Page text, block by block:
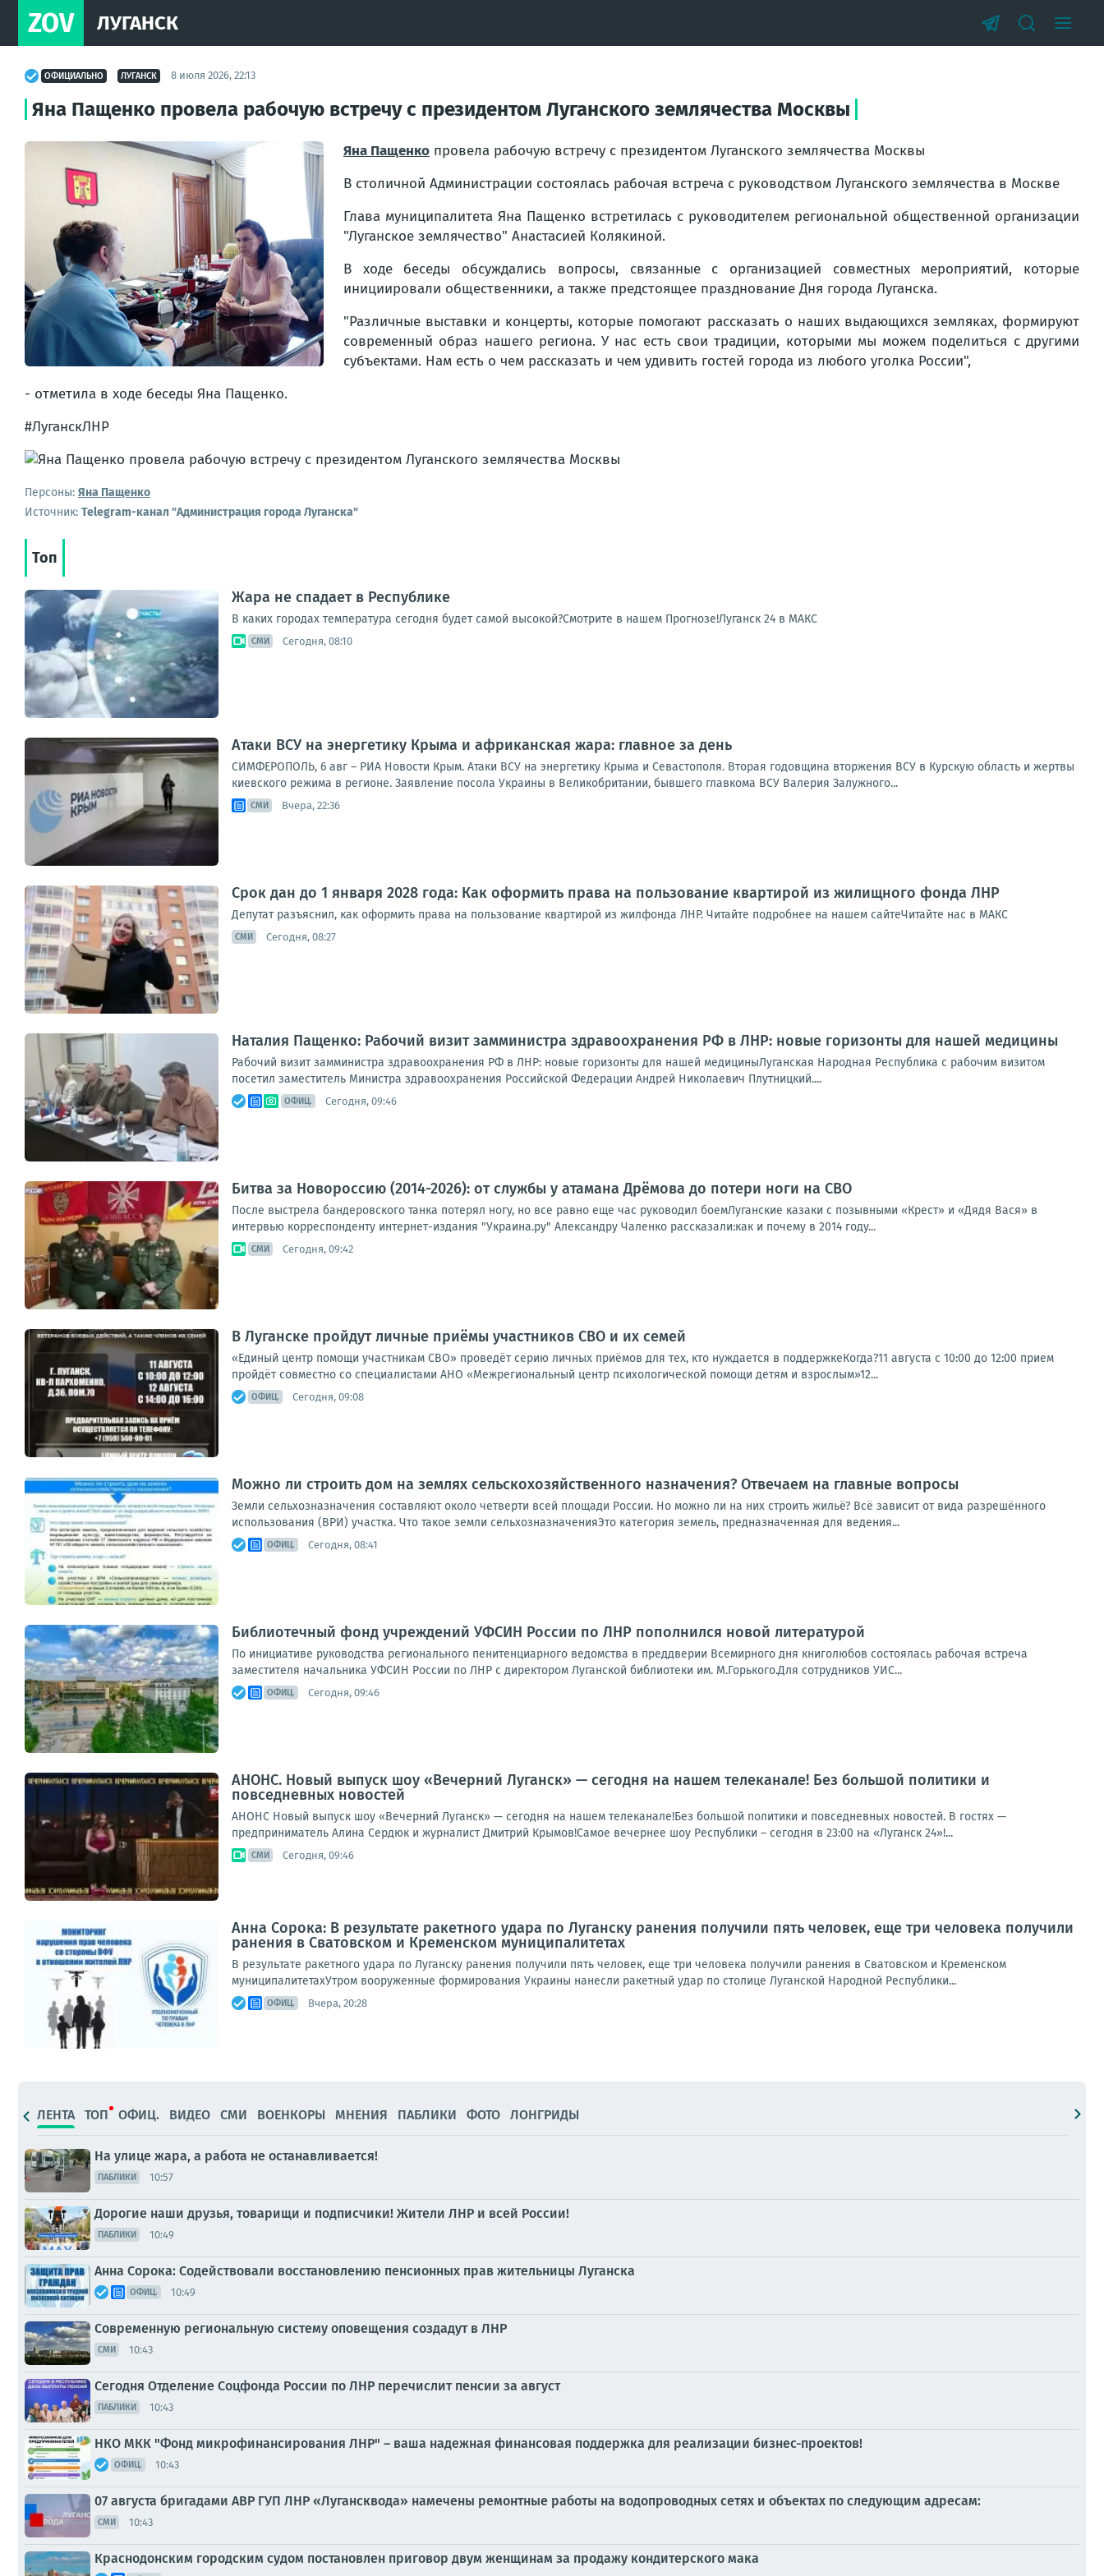
ZOV ЛУГАНСК
ОФИЦИАЛЬНО ЛУГАНСК 8 июля 2026, 22:13
Яна Пащенко провела рабочую встречу с президентом Луганского землячества Москвы
Яна Пащенко провела рабочую встречу с президентом Луганского землячества Москвы
В столичной Администрации состоялась рабочая встреча с руководством Луганского землячества в Москве
Глава муниципалитета Яна Пащенко встретилась с руководителем региональной общественной организации
"Луганское землячество" Анастасией Колякиной.
В ходе беседы обсуждались вопросы, связанные с организацией совместных мероприятий, которые
инициировали общественники, а также предстоящее празднование Дня города Луганска.
"Различные выставки и концерты, которые помогают рассказать о наших выдающихся земляках, формируют
современный образ нашего региона. У нас есть свои традиции, которыми мы можем поделиться с другими
субъектами. Нам есть о чем рассказать и чем удивить гостей города из любого уголка России",
- отметила в ходе беседы Яна Пащенко.
#ЛуганскЛНР
Персоны: Яна Пащенко
Источник: Telegram-канал "Администрация города Луганска"
Топ
Жара не спадает в Республике
В каких городах температура сегодня будет самой высокой?Смотрите в нашем Прогнозе!Луганск 24 в МАКС
СМИ Сегодня, 08:10
Атаки ВСУ на энергетику Крыма и африканская жара: главное за день
СИМФЕРОПОЛЬ, 6 авг – РИА Новости Крым. Атаки ВСУ на энергетику Крыма и Севастополя. Вторая годовщина вторжения ВСУ в Курскую область и жертвы
киевского режима в регионе. Заявление посола Украины в Великобритании, бывшего главкома ВСУ Валерия Залужного...
СМИ Вчера, 22:36
Срок дан до 1 января 2028 года: Как оформить права на пользование квартирой из жилищного фонда ЛНР
Депутат разъяснил, как оформить права на пользование квартирой из жилфонда ЛНР. Читайте подробнее на нашем сайтеЧитайте нас в МАКС
СМИ Сегодня, 08:27
Наталия Пащенко: Рабочий визит замминистра здравоохранения РФ в ЛНР: новые горизонты для нашей медицины
Рабочий визит замминистра здравоохранения РФ в ЛНР: новые горизонты для нашей медициныЛуганская Народная Республика с рабочим визитом
посетил заместитель Министра здравоохранения Российской Федерации Андрей Николаевич Плутницкий....
ОФИЦ. Сегодня, 09:46
Битва за Новороссию (2014-2026): от службы у атамана Дрёмова до потери ноги на СВО
После выстрела бандеровского танка потерял ногу, но все равно еще час руководил боемЛуганские казаки с позывными «Крест» и «Дядя Вася» в
интервью корреспонденту интернет-издания "Украина.ру" Александру Чаленко рассказали:как и почему в 2014 году...
СМИ Сегодня, 09:42
В Луганске пройдут личные приёмы участников СВО и их семей
«Единый центр помощи участникам СВО» проведёт серию личных приёмов для тех, кто нуждается в поддержкеКогда?11 августа с 10:00 до 12:00 прием
пройдёт совместно со специалистами АНО «Межрегиональный центр психологической помощи детям и взрослым»12...
ОФИЦ. Сегодня, 09:08
Можно ли строить дом на землях сельскохозяйственного назначения? Отвечаем на главные вопросы
Земли сельхозназначения составляют около четверти всей площади России. Но можно ли на них строить жильё? Всё зависит от вида разрешённого
использования (ВРИ) участка. Что такое земли сельхозназначенияЭто категория земель, предназначенная для ведения...
ОФИЦ. Сегодня, 08:41
Библиотечный фонд учреждений УФСИН России по ЛНР пополнился новой литературой
По инициативе руководства регионального пенитенциарного ведомства в преддверии Всемирного дня книголюбов состоялась рабочая встреча
заместителя начальника УФСИН России по ЛНР с директором Луганской библиотеки им. М.Горького.Для сотрудников УИС...
ОФИЦ. Сегодня, 09:46
АНОНС. Новый выпуск шоу «Вечерний Луганск» — сегодня на нашем телеканале! Без большой политики и
повседневных новостей
АНОНС Новый выпуск шоу «Вечерний Луганск» — сегодня на нашем телеканале!Без большой политики и повседневных новостей. В гостях —
предприниматель Алина Сердюк и журналист Дмитрий Крымов!Самое вечернее шоу Республики – сегодня в 23:00 на «Луганск 24»!...
СМИ Сегодня, 09:46
Анна Сорока: В результате ракетного удара по Луганску ранения получили пять человек, еще три человека получили
ранения в Сватовском и Кременском муниципалитетах
В результате ракетного удара по Луганску ранения получили пять человек, еще три человека получили ранения в Сватовском и Кременском
муниципалитетахУтром вооруженные формирования Украины нанесли ракетный удар по столице Луганской Народной Республики...
ОФИЦ. Вчера, 20:28
ЛЕНТА ТОП ОФИЦ. ВИДЕО СМИ ВОЕНКОРЫ МНЕНИЯ ПАБЛИКИ ФОТО ЛОНГРИДЫ
На улице жара, а работа не останавливается!
ПАБЛИКИ 10:57
Дорогие наши друзья, товарищи и подписчики! Жители ЛНР и всей России!
ПАБЛИКИ 10:49
Анна Сорока: Содействовали восстановлению пенсионных прав жительницы Луганска
ОФИЦ. 10:49
Современную региональную систему оповещения создадут в ЛНР
СМИ 10:43
Сегодня Отделение Соцфонда России по ЛНР перечислит пенсии за август
ПАБЛИКИ 10:43
НКО МКК "Фонд микрофинансирования ЛНР" – ваша надежная финансовая поддержка для реализации бизнес-проектов!
ОФИЦ. 10:43
07 августа бригадами АВР ГУП ЛНР «Лугансквода» намечены ремонтные работы на водопроводных сетях и объектах по следующим адресам:
СМИ 10:43
Краснодонским городским судом постановлен приговор двум женщинам за продажу кондитерского мака